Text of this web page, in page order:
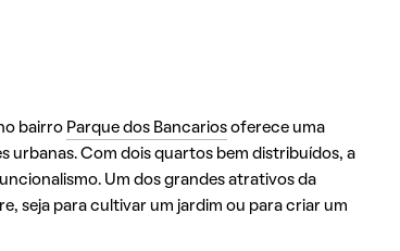
bairro Parque dos Bancariosoferece uma
Com dois quartos bem distribuídos, a
Um dos grandes atrativos da
seja para cultivar um jardim ou para criar um